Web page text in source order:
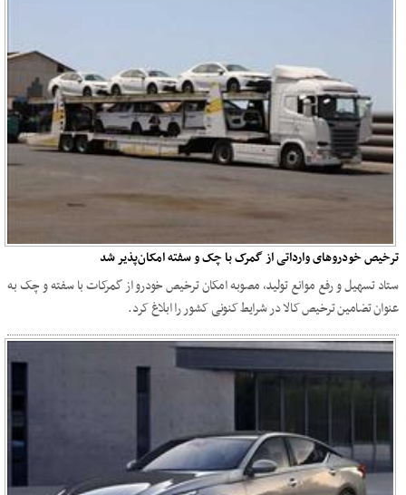
ترخیص خودروهای وارداتی از گمرک با چک و سفته امکان‌پذیر شد
ستاد تسهیل و رفع موانع تولید، مصوبه امکان ترخیص خودرو از گمرکات با سفته و چک به
عنوان تضامین ترخیص کالا در شرایط کنونی کشور را ابلاغ کرد.